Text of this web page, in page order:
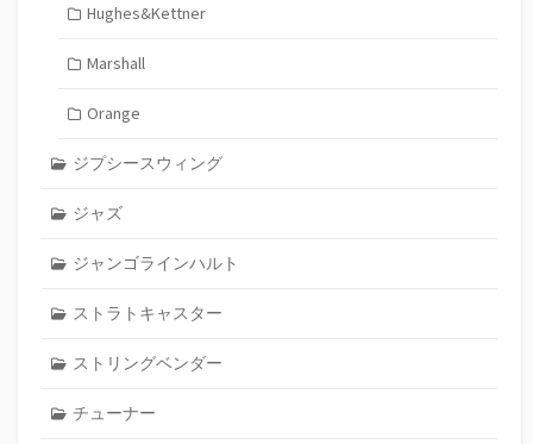
Hughes&Kettner
Marshall
Orange
ジプシースウィング
ジャズ
ジャンゴラインハルト
ストラトキャスター
ストリングベンダー
チューナー